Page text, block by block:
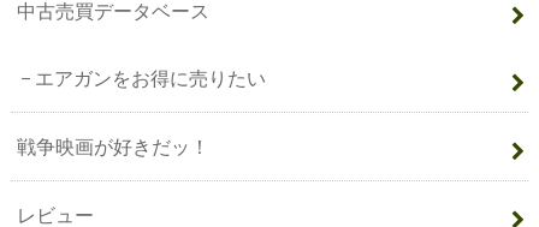
中古売買データベース
エアガンをお得に売りたい
戦争映画が好きだッ！
レビュー